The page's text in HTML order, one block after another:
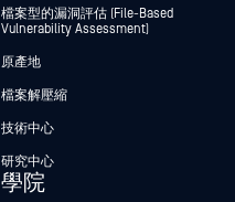
檔案型的漏洞評估 (File-Based
Vulnerability Assessment)
原產地
檔案解壓縮
技術中心
研究中心
學院